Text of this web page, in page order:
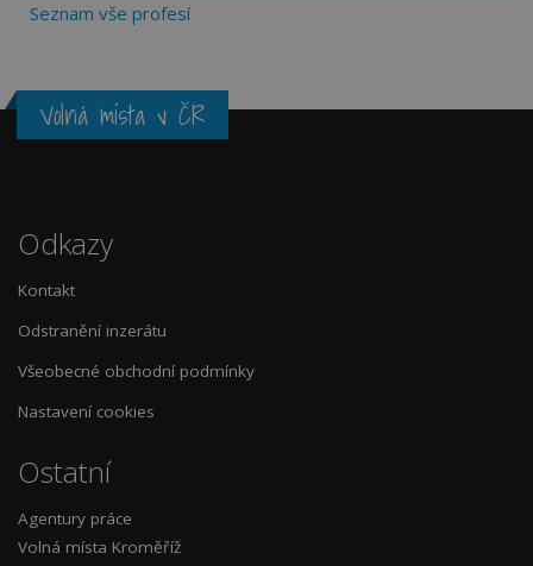
Seznam vše profesí
Volná místa v ČR
Odkazy
Kontakt
Odstranění inzerátu
Všeobecné obchodní podmínky
Nastavení cookies
Ostatní
Agentury práce
Volná místa Kroměříž